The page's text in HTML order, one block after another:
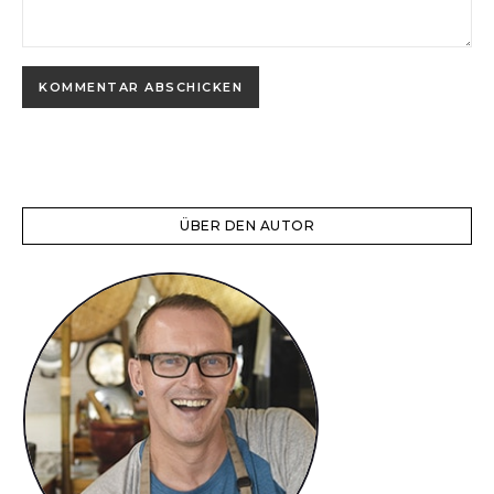
ÜBER DEN AUTOR